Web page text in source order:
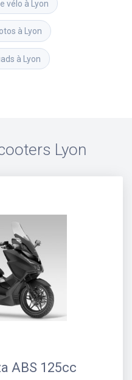
vélo à Lyon
à Lyon
à Lyon
Lyon
ABS 125cc